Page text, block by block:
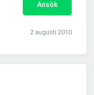
Ansök
2 augusti 2010